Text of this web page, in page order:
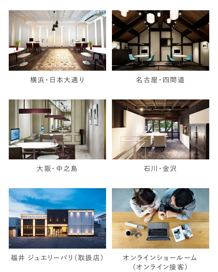
横浜・日本大通り 名古屋・四間道
大阪・中之島 石川・金沢
福井 ジュエリーパリ（取扱店）
オンラインショールーム
（オンライン接客）